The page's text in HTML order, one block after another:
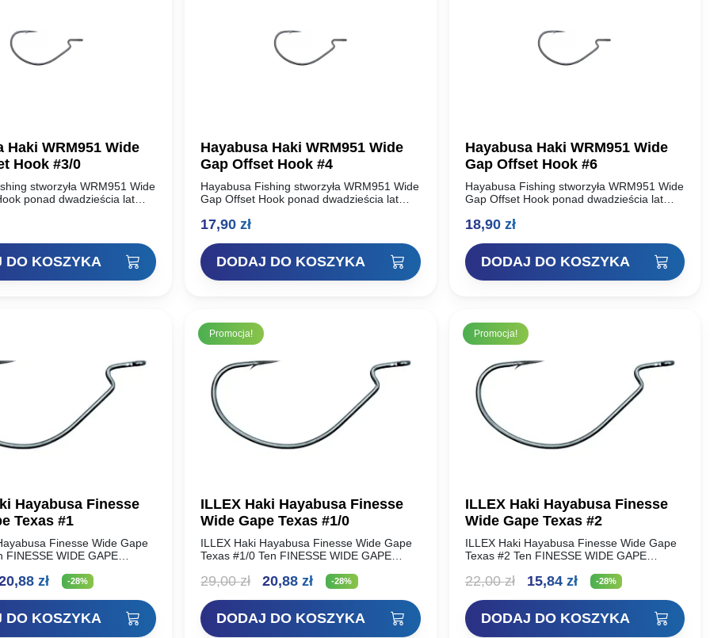
Haki WRM951 Wide
Hook #3/0
stworzyła WRM951 Wide
ponad dwadzieścia lat
innowatorem w
DO KOSZYKA
Hayabusa Haki WRM951 Wide
Gap Offset Hook #4
Hayabusa Fishing stworzyła WRM951 Wide
Gap Offset Hook ponad dwadzieścia lat
była wiodącym innowatorem w
17,90zł
DODAJ DO KOSZYKA
Hayabusa Haki WRM951 Wide
Gap Offset Hook #6
Hayabusa Fishing stworzyła WRM951 Wide
Gap Offset Hook ponad dwadzieścia lat
była wiodącym innowatorem w
18,90 zł
DODAJ DO KOSZYKA
Hayabusa Finesse
Texas #1
Finesse Wide Gape
FINESSE WIDE GAPE
idealną równowagę między
złAktualna
cena
wynosi:
-28%
DO KOSZYKA
Promocja!
ILLEX Haki Hayabusa Finesse
Wide Gape Texas #1/0
ILLEX Haki Hayabusa Finesse Wide Gape
Texas #1/0 Ten FINESSE WIDE GAPE
który zapewnia idealną równowagę między
29,00zł
Pierwotna
cena
wynosiła:
20,88złAktualna
cena
wynosi:
-28%
DODAJ DO KOSZYKA
Promocja!
ILLEX Haki Hayabusa Finesse
Wide Gape Texas #2
ILLEX Haki Hayabusa Finesse Wide Gape
Texas #2 Ten FINESSE WIDE GAPE
który zapewnia idealną równowagę między
22,00zł
Pierwotna
cena
wynosiła:
15,84 złAktualna
cena
wynosi:
-28%
DODAJ DO KOSZYKA